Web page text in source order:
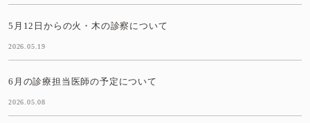
5月12日からの火・木の診察について
2026.05.19
6月の診療担当医師の予定について
2026.05.08